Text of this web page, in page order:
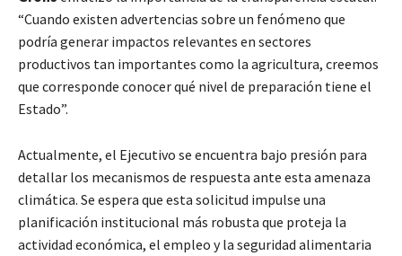
“Cuando existen advertencias sobre un fenómeno que
podría generar impactos relevantes en sectores
productivos tan importantes como la agricultura, creemos
que corresponde conocer qué nivel de preparación tiene el
Estado”.
Actualmente, el Ejecutivo se encuentra bajo presión para
detallar los mecanismos de respuesta ante esta amenaza
climática. Se espera que esta solicitud impulse una
planificación institucional más robusta que proteja la
actividad económica, el empleo y la seguridad alimentaria